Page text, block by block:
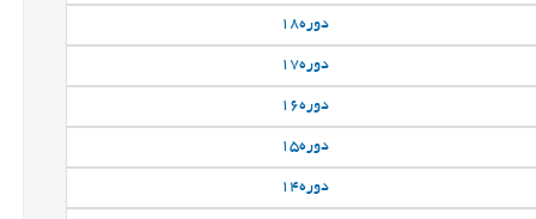
دوره18
دوره17
دوره16
دوره15
دوره14